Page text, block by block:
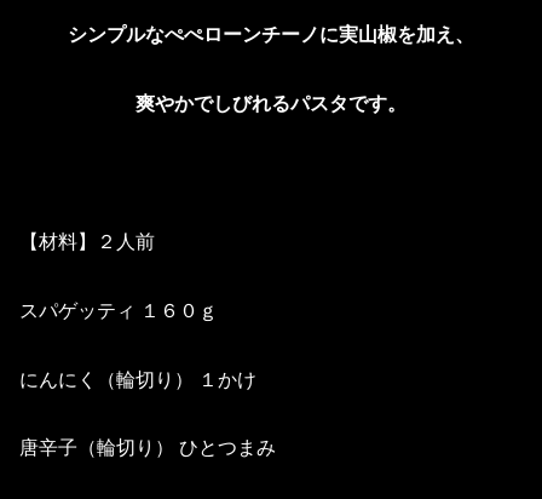
シンプルなぺぺローンチーノに実山椒を加え、
爽やかでしびれるパスタです。
【材料】２人前
スパゲッティ １６０ｇ
にんにく（輪切り） １かけ
唐辛子（輪切り） ひとつまみ